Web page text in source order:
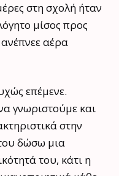
στη σχολή ήταν
μίσος προς
αέρα
επέμενε.
γνωριστούμε και
στην
δώσω μια
του, κάτι η